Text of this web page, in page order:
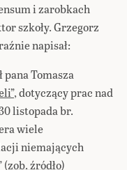
i zarobkach
szkoły. Grzegorz
napisał:
Tomasza
, dotyczący prac nad
listopada br.
wiele
niemających
(zob. źródło)